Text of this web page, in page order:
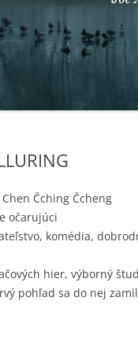
Čching Čcheng
očarujúci
komédia,
hier, výborný
pohľad sa do nej